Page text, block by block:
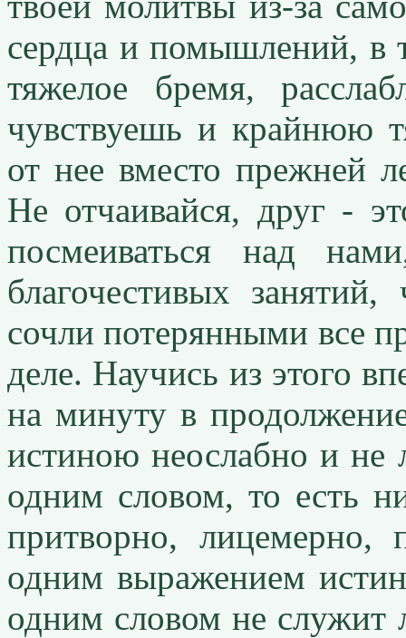
сердца и помышлений, в
тяжелое бремя,
чувствуешь и крайнюю
от нее вместо прежней
Не отчаивайся, друг -
посмеиваться над
благочестивых
сочли потерянными все
деле. Научись из этого
на минуту в
истиною неослабно и не
одним словом, то есть
притворно, лицемерно,
одним выражением
одним словом не служит